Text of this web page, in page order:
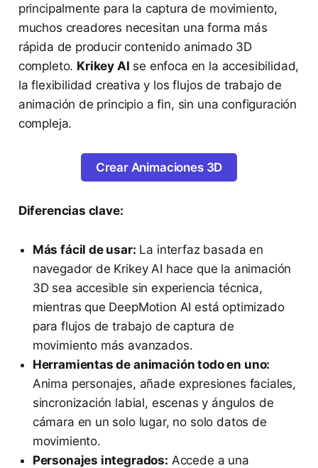
principalmente para la captura de movimiento,
muchos creadores necesitan una forma más
rápida de producir contenido animado 3D
completo. Krikey AI se enfoca en la accesibilidad,
la flexibilidad creativa y los flujos de trabajo de
animación de principio a fin, sin una configuración
compleja.
Crear Animaciones 3D
Diferencias clave:
Más fácil de usar: La interfaz basada en
navegador de Krikey AI hace que la animación
3D sea accesible sin experiencia técnica,
mientras que DeepMotion AI está optimizado
para flujos de trabajo de captura de
movimiento más avanzados.
Herramientas de animación todo en uno:
Anima personajes, añade expresiones faciales,
sincronización labial, escenas y ángulos de
cámara en un solo lugar, no solo datos de
movimiento.
Personajes integrados: Accede a una